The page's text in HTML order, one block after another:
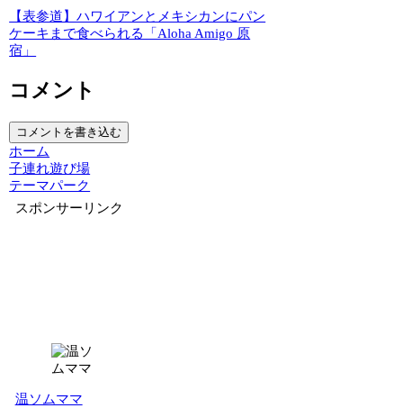
【表参道】ハワイアンとメキシカンにパン
ケーキまで食べられる「Aloha Amigo 原
宿」
コメント
コメントを書き込む
ホーム
子連れ遊び場
テーマパーク
スポンサーリンク
温ソムママ